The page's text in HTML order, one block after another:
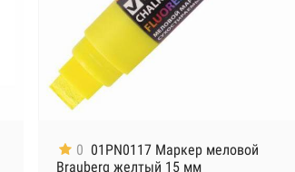
0 01PN0117 Маркер меловой
Brauberg желтый 15 мм